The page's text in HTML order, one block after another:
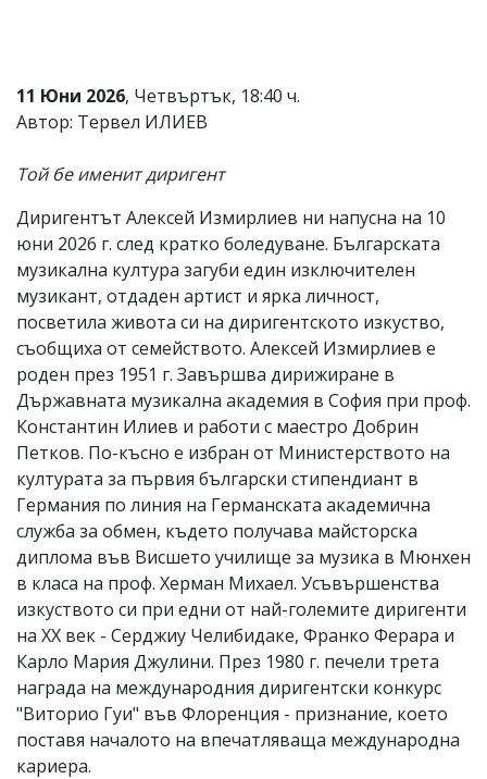
въвеждат
от
редакцията
носи
отговорност
тях!
Ако
откриете
обиден
за
вас
коментар,
моля
сигнализирайте
ни!
11 Юни 2026, Четвъртък, 18:40 ч.
Автор: Тервел ИЛИЕВ
Той бе именит диригент
Диригентът Алексей Измирлиев ни напусна на 10
юни 2026 г. след кратко боледуване. Българската
музикална култура загуби един изключителен
музикант, отдаден артист и ярка личност,
посветила живота си на диригентското изкуство,
съобщиха от семейството. Алексей Измирлиев е
роден през 1951 г. Завършва дирижиране в
Държавната музикална академия в София при проф.
Константин Илиев и работи с маестро Добрин
Петков. По-късно е избран от Министерството на
културата за първия български стипендиант в
Германия по линия на Германската академична
служба за обмен, където получава майсторска
диплома във Висшето училище за музика в Мюнхен
в класа на проф. Херман Михаел. Усъвършенства
изкуството си при едни от най-големите диригенти
на XX век - Серджиу Челибидаке, Франко Ферара и
Карло Мария Джулини. През 1980 г. печели трета
награда на международния диригентски конкурс
"Виторио Гуи" във Флоренция - признание, което
поставя началото на впечатляваща международна
кариера.